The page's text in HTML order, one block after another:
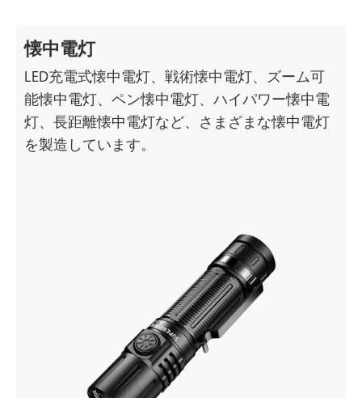
懐中電灯
LED充電式懐中電灯、戦術懐中電灯、ズーム可
能懐中電灯、ペン懐中電灯、ハイパワー懐中電
灯、長距離懐中電灯など、さまざまな懐中電灯
を製造しています。